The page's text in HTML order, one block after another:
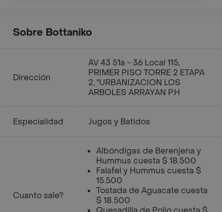
Sobre Bottaniko
Dirección
AV 43 51a - 36 Local 115,
PRIMER PISO TORRE 2 ETAPA
2, "URBANIZACION LOS
ARBOLES ARRAYAN P.H
Especialidad Jugos y Batidos
Cuanto sale?
Albóndigas de Berenjena y
Hummus cuesta $ 18.500
Falafel y Hummus cuesta $
15.500
Tostada de Aguacate cuesta
$ 18.500